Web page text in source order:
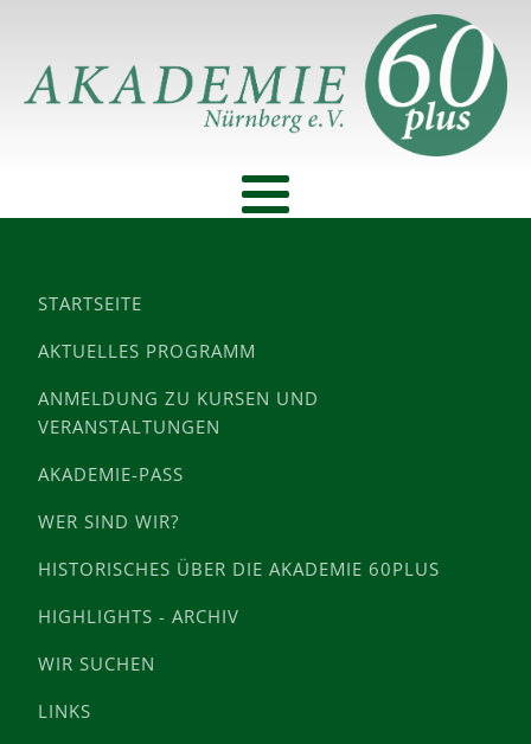
STARTSEITE
AKTUELLES PROGRAMM
ANMELDUNG ZU KURSEN UND
VERANSTALTUNGEN
AKADEMIE-PASS
WER SIND WIR?
HISTORISCHES ÜBER DIE AKADEMIE 60PLUS
HIGHLIGHTS - ARCHIV
WIR SUCHEN
LINKS